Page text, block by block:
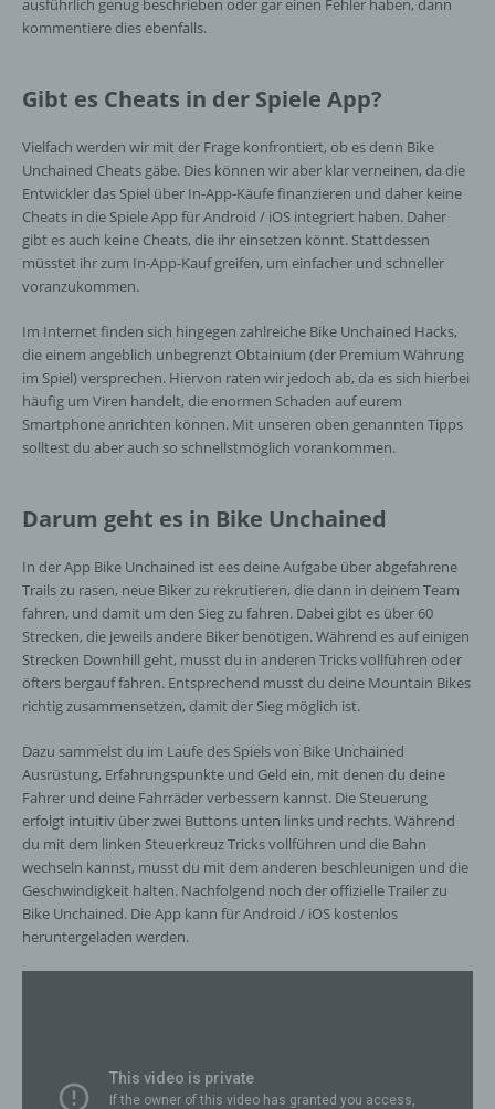
ausführlich genug beschrieben oder gar einen Fehler haben, dann
kommentiere dies ebenfalls.
Gibt es Cheats in der Spiele App?
Vielfach werden wir mit der Frage konfrontiert, ob es denn Bike
Unchained Cheats gäbe. Dies können wir aber klar verneinen, da die
Entwickler das Spiel über In-App-Käufe finanzieren und daher keine
Cheats in die Spiele App für Android / iOS integriert haben. Daher
gibt es auch keine Cheats, die ihr einsetzen könnt. Stattdessen
müsstet ihr zum In-App-Kauf greifen, um einfacher und schneller
voranzukommen.
Im Internet finden sich hingegen zahlreiche Bike Unchained Hacks,
die einem angeblich unbegrenzt Obtainium (der Premium Währung
im Spiel) versprechen. Hiervon raten wir jedoch ab, da es sich hierbei
häufig um Viren handelt, die enormen Schaden auf eurem
Smartphone anrichten können. Mit unseren oben genannten Tipps
solltest du aber auch so schnellstmöglich vorankommen.
Darum geht es in Bike Unchained
In der App Bike Unchained ist ees deine Aufgabe über abgefahrene
Trails zu rasen, neue Biker zu rekrutieren, die dann in deinem Team
fahren, und damit um den Sieg zu fahren. Dabei gibt es über 60
Strecken, die jeweils andere Biker benötigen. Während es auf einigen
Strecken Downhill geht, musst du in anderen Tricks vollführen oder
öfters bergauf fahren. Entsprechend musst du deine Mountain Bikes
richtig zusammensetzen, damit der Sieg möglich ist.
Dazu sammelst du im Laufe des Spiels von Bike Unchained
Ausrüstung, Erfahrungspunkte und Geld ein, mit denen du deine
Fahrer und deine Fahrräder verbessern kannst. Die Steuerung
erfolgt intuitiv über zwei Buttons unten links und rechts. Während
du mit dem linken Steuerkreuz Tricks vollführen und die Bahn
wechseln kannst, musst du mit dem anderen beschleunigen und die
Geschwindigkeit halten. Nachfolgend noch der offizielle Trailer zu
Bike Unchained. Die App kann für Android / iOS kostenlos
heruntergeladen werden.
oder andere Stelle, die personenbezogene
Daten im Auftrag des Verantwortlichen
verarbeitet.
i) Empfänger
Empfänger ist eine natürliche oder juristische
Person, Behörde, Einrichtung oder andere
offengelegt werden, unabhängig davon, ob
es sich bei ihr um einen Dritten handelt oder
nicht. Behörden, die im Rahmen eines
bestimmten Untersuchungsauftrags nach
dem Unionsrecht oder dem Recht der
Mitgliedstaaten möglicherweise
j) Dritter
Dritter ist eine natürliche oder juristische
Person, Behörde, Einrichtung oder andere
Stelle außer der betroffenen Person, dem
Verantwortlichen, dem Auftragsverarbeiter
und den Personen, die unter der
Verantwortlichen oder des
Auftragsverarbeiters befugt sind, die
personenbezogenen Daten zu verarbeiten.
k) Einwilligung
Einwilligung ist jede von der betroffenen
Person freiwillig für den bestimmten Fall in
sie mit der Verarbeitung der sie betreffenden
personenbezogenen Daten einverstanden